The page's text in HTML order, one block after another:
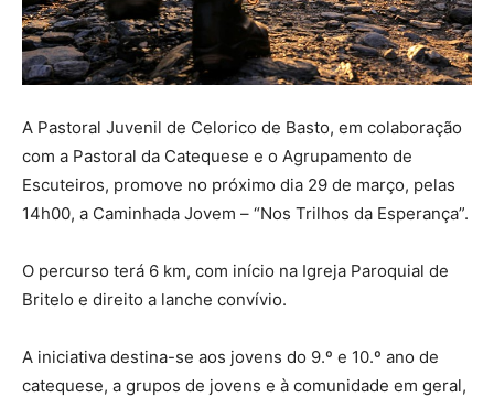
A Pastoral Juvenil de Celorico de Basto, em colaboração
com a Pastoral da Catequese e o Agrupamento de
Escuteiros, promove no próximo dia 29 de março, pelas
14h00, a Caminhada Jovem – “Nos Trilhos da Esperança”.
O percurso terá 6 km, com início na Igreja Paroquial de
Britelo e direito a lanche convívio.
A iniciativa destina-se aos jovens do 9.º e 10.º ano de
catequese, a grupos de jovens e à comunidade em geral,